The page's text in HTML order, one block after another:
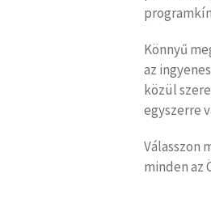
Könnyű
az
közül
egyszerre
Válasszon
minden az